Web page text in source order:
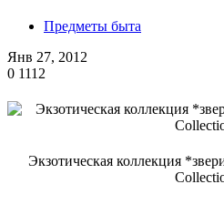
Предметы быта
Янв 27, 2012
0 1112
Экзотическая коллекция